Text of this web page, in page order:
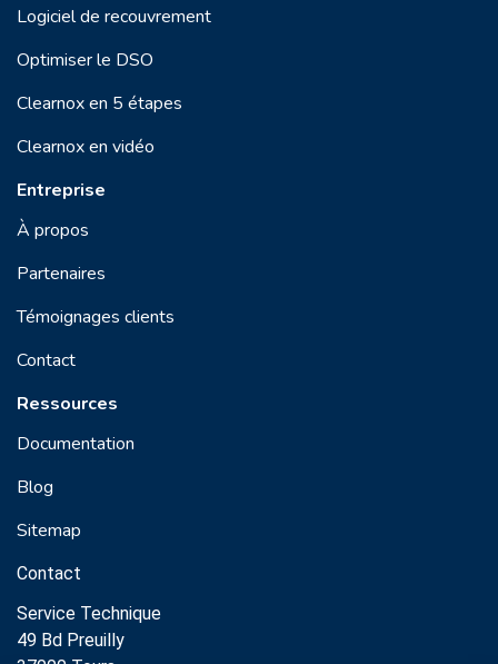
Logiciel de recouvrement
Optimiser le DSO
Clearnox en 5 étapes
Clearnox en vidéo
Entreprise
À propos
Partenaires
Témoignages clients
Contact
Ressources
Documentation
Blog
Sitemap
Contact
Service Technique
49 Bd Preuilly